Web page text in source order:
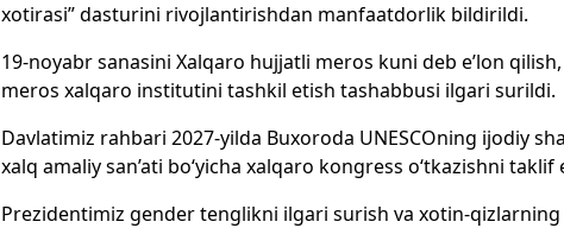
xotirasi” dasturini rivojlantirishdan manfaatdorlik bildirildi.
19-noyabr sanasini Xalqaro hujjatli meros kuni deb e’lon
meros xalqaro institutini tashkil etish tashabbusi ilgari surildi.
Davlatimiz rahbari 2027-yilda Buxoroda UNESCOning ijodiy
xalq amaliy san’ati bo‘yicha xalqaro kongress o‘tkazishni taklif
Prezidentimiz gender tenglikni ilgari surish va xotin-